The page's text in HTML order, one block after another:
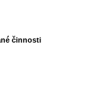
činnosti